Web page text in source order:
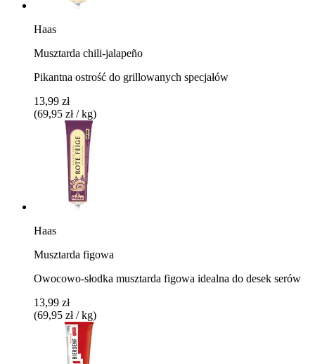
Haas
Musztarda chili-jalapeño
Pikantna ostrość do grillowanych specjałów
13,99 zł
(69,95 zł / kg)
Haas
Musztarda figowa
Owocowo-słodka musztarda figowa idealna do desek serów
13,99 zł
(69,95 zł / kg)